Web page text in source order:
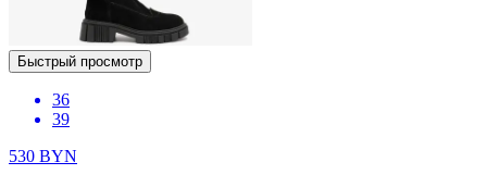
Быстрый просмотр
36
39
530 BYN